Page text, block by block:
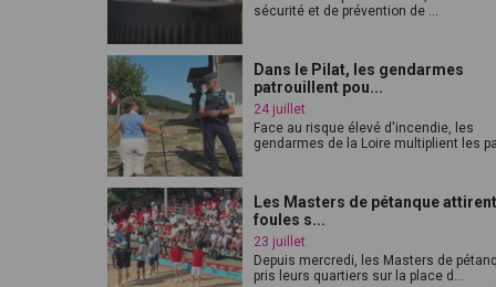
sécurité et de prévention de ...
Dans le Pilat, les gendarmes
patrouillent pou...
24 juillet
Face au risque élevé d'incendie, les
gendarmes de la Loire multiplient les
Les Masters de pétanque
foules s...
23 juillet
Depuis mercredi, les Masters de
pris leurs quartiers sur la place d...